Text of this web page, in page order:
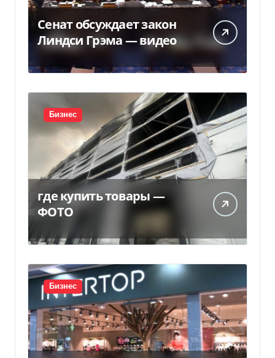
Сенат обсуждает закон
Линдси Грэма — видео
Бизнес
где купить товары —
ФОТО
Бизнес